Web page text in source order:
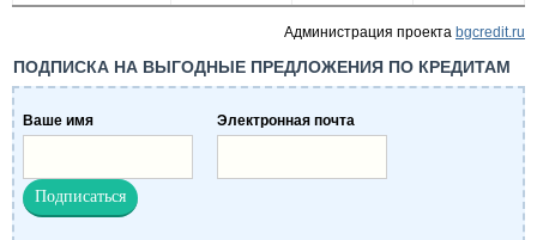
Администрация проекта bgcredit.ru
ПОДПИСКА НА ВЫГОДНЫЕ ПРЕДЛОЖЕНИЯ ПО КРЕДИТАМ
Ваше имя Электронная почта